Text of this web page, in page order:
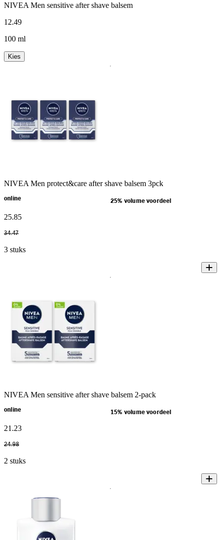
NIVEA Men sensitive after shave balsem
12.49
100 ml
Kies
NIVEA Men protect&care after shave balsem 3pck
online 25% volume voordeel
25.85
34.47
3 stuks
NIVEA Men sensitive after shave balsem 2-pack
online 15% volume voordeel
21 .23
24.98
2 stuks